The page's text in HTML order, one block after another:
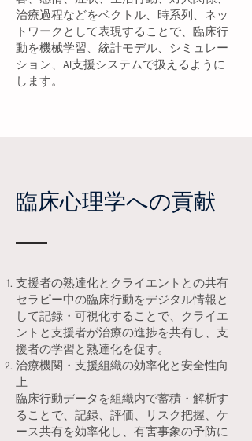
治療過程などをベクトル、時系列、ネッ
トワークとして表現することで、臨床行
動を機械学習、統計モデル、シミュレー
ション、AI支援システムで扱えるように
します。
臨床心理学への貢献
支援者の熟達化とクライエントとの共有
セラピー中の臨床行動をデジタル情報と
して記録・可視化することで、クライエ
ントと支援者が治療の進捗を共有し、支
援者の学習と熟達化を促す。
治療機関・支援組織の効率化と安全性向
上
臨床行動データを組織内で蓄積・解析す
ることで、記録、評価、リスク把握、ケ
ース共有を効率化し、有害事象の予防に